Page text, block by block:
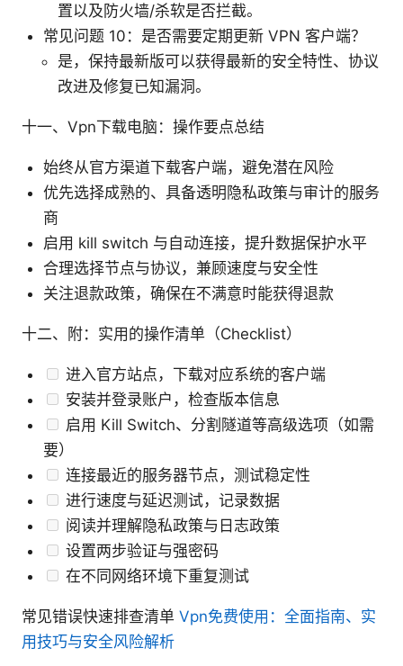
置以及防火墙/杀软是否拦截。
常见问题 10：是否需要定期更新 VPN 客户端？
是，保持最新版可以获得最新的安全特性、协议
改进及修复已知漏洞。
十一、Vpn下载电脑：操作要点总结
始终从官方渠道下载客户端，避免潜在风险
优先选择成熟的、具备透明隐私政策与审计的服务
商
启用 kill switch 与自动连接，提升数据保护水平
合理选择节点与协议，兼顾速度与安全性
关注退款政策，确保在不满意时能获得退款
十二、附：实用的操作清单（Checklist）
进入官方站点，下载对应系统的客户端
安装并登录账户，检查版本信息
启用 Kill Switch、分割隧道等高级选项（如需
要）
连接最近的服务器节点，测试稳定性
进行速度与延迟测试，记录数据
阅读并理解隐私政策与日志政策
设置两步验证与强密码
在不同网络环境下重复测试
常见错误快速排查清单 Vpn免费使用：全面指南、实
用技巧与安全风险解析